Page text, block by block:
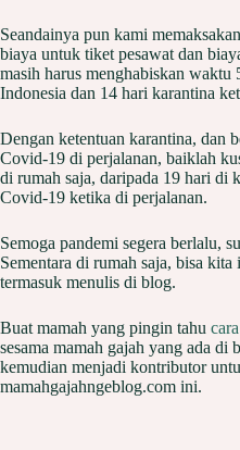
Seandainya pun kami
biaya untuk tiket pesawat dan
masih harus menghabiskan
Indonesia dan 14 hari karantina
Dengan ketentuan karantina, dan
Covid-19 di perjalanan, baiklah
di rumah saja, daripada 19 hari di
Covid-19 ketika di perjalanan.
Semoga pandemi segera berlalu,
Sementara di rumah saja, bisa
termasuk menulis di blog.
Buat mamah yang pingin tahu
sesama mamah gajah yang ada
kemudian menjadi kontributor
mamahgajahngeblog.com ini.